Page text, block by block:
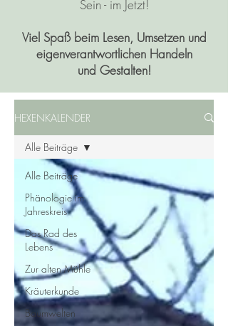
Sein - im Jetzt!
Viel Spaß beim Lesen, Umsetzen und
eigenverantwortlichen Handeln
und Gestalten!
HEXENKALENDER
Alle Beiträge
Phänologie im
Jahreskreis
Das Rad des
Lebens
Zur alten Mühle
Kräuterkunde
Baumwelten
Alle Beiträge